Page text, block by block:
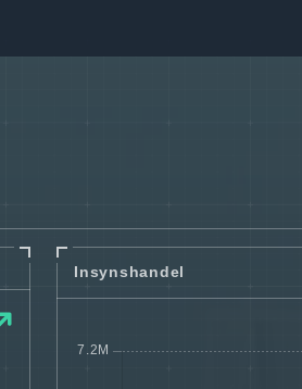
Insynshandel